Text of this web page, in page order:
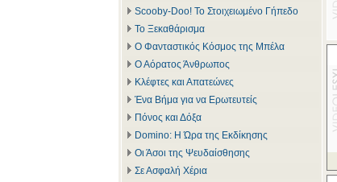
Scooby-Doo! Το Στοιχειωμένο Γήπεδο
Το Ξεκαθάρισμα
Ο Φανταστικός Κόσμος της Μπέλα
Ο Αόρατος Άνθρωπος
Κλέφτες και Απατεώνες
Ένα Βήμα για να Ερωτευτείς
Πόνος και Δόξα
Domino: Η Ώρα της Εκδίκησης
Οι Άσοι της Ψευδαίσθησης
Σε Ασφαλή Χέρια